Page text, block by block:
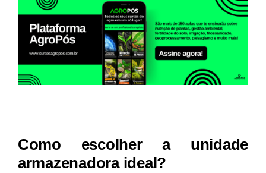
Como escolher a unidade
armazenadora ideal?